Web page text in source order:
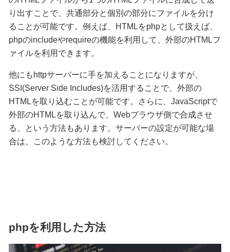
り出すことで、共通部分と個別の部分にファイルを分け
ることが可能です。例えば、HTMLをphpとして扱えば、
phpのincludeやrequireの機能を利用して、外部のHTMLフ
ァイルを利用できます。
他にもhttpサーバーに手を加えることになりますが、
SSI(Server Side Includes)を活用することで、外部の
HTMLを取り込むことが可能です。さらに、JavaScriptで
外部のHTMLを取り込んで、Webブラウザ側で合成させ
る、という方法もあります。サーバーの設定が可能な場
合は、このような方法も検討してください。
phpを利用した方法